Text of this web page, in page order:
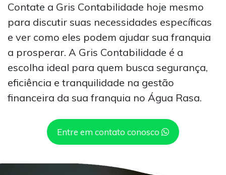
Contate a Gris Contabilidade hoje mesmo
para discutir suas necessidades específicas
e ver como eles podem ajudar sua franquia
a prosperar. A Gris Contabilidade é a
escolha ideal para quem busca segurança,
eficiência e tranquilidade na gestão
financeira da sua franquia no Água Rasa.
Entre em contato conosco